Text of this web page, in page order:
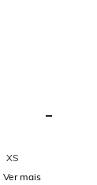
XS
Ver mais